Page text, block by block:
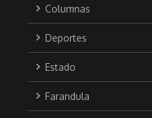
Columnas
Deportes
Estado
Farandula